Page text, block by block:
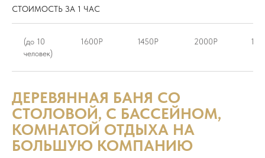
СТОИМОСТЬ ЗА 1 ЧАС
(до 10
человек)
1600Р 1450Р 2000Р
ДЕРЕВЯННАЯ БАНЯ СО
СТОЛОВОЙ, С БАССЕЙНОМ,
КОМНАТОЙ ОТДЫХА НА
БОЛЬШУЮ КОМПАНИЮ